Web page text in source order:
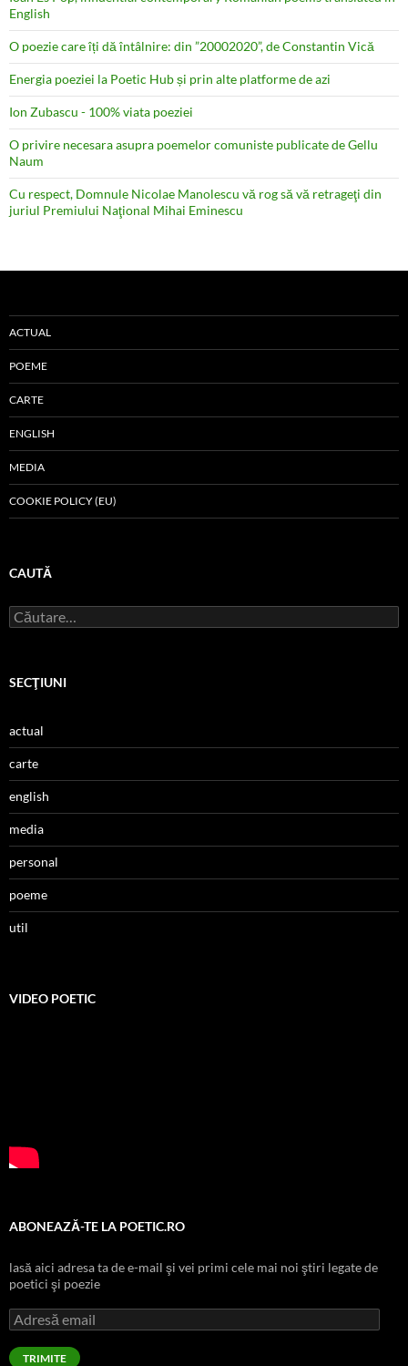
English
O poezie care îți dă întâlnire: din ”20002020”, de Constantin Vică
Energia poeziei la Poetic Hub și prin alte platforme de azi
Ion Zubascu - 100% viata poeziei
O privire necesara asupra poemelor comuniste publicate de Gellu
Naum
Cu respect, Domnule Nicolae Manolescu vă rog să vă retrageţi din
juriul Premiului Naţional Mihai Eminescu
ACTUAL
POEME
CARTE
ENGLISH
MEDIA
COOKIE POLICY (EU)
CAUTĂ
Caută
după:
SECŢIUNI
actual
carte
english
media
personal
poeme
util
VIDEO POETIC
ABONEAZĂ-TE LA POETIC.RO
lasă aici adresa ta de e-mail şi vei primi cele mai noi ştiri legate de
poetici şi poezie
Adresă
email
TRIMITE